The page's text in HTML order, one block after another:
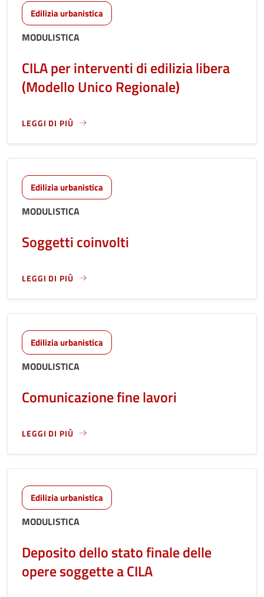
Edilizia urbanistica
MODULISTICA
CILA per interventi di edilizia libera
(Modello Unico Regionale)
LEGGI DI PIÙ
LEGGI ANCORA RIGUARDO A: CILA PER INTERVENTI DI
Edilizia urbanistica
MODULISTICA
Soggetti coinvolti
LEGGI DI PIÙ
LEGGI ANCORA RIGUARDO A: SOGGETTI COINVOLTI "
Edilizia urbanistica
MODULISTICA
Comunicazione fine lavori
LEGGI DI PIÙ
LEGGI ANCORA RIGUARDO A: COMUNICAZIONE FINE
Edilizia urbanistica
MODULISTICA
Deposito dello stato finale delle
opere soggette a CILA